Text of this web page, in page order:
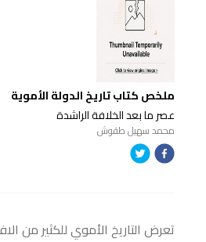
ملخص كتاب تاريخ الدولة الأموية
عصر ما بعد الخلافة الراشدة
محمد سهيل طقوش
تعرض التاريخ الأموي للكثير من